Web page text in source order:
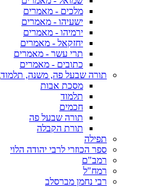
מלכים - מאמרים
ישעיהו - מאמרים
ירמיהו - מאמרים
יחזקאל - מאמרים
תרי עשר - מאמרים
כתובים - מאמרים
תורה שבעל פה, משנה, תלמוד
מסכת אבות
תלמוד
חכמים
תורה שבעל פה
תורת הקבלה
תפילה
ספר הכוזרי לרבי יהודה הלוי
רמב"ם
רמח"ל
רבי נחמן מברסלב